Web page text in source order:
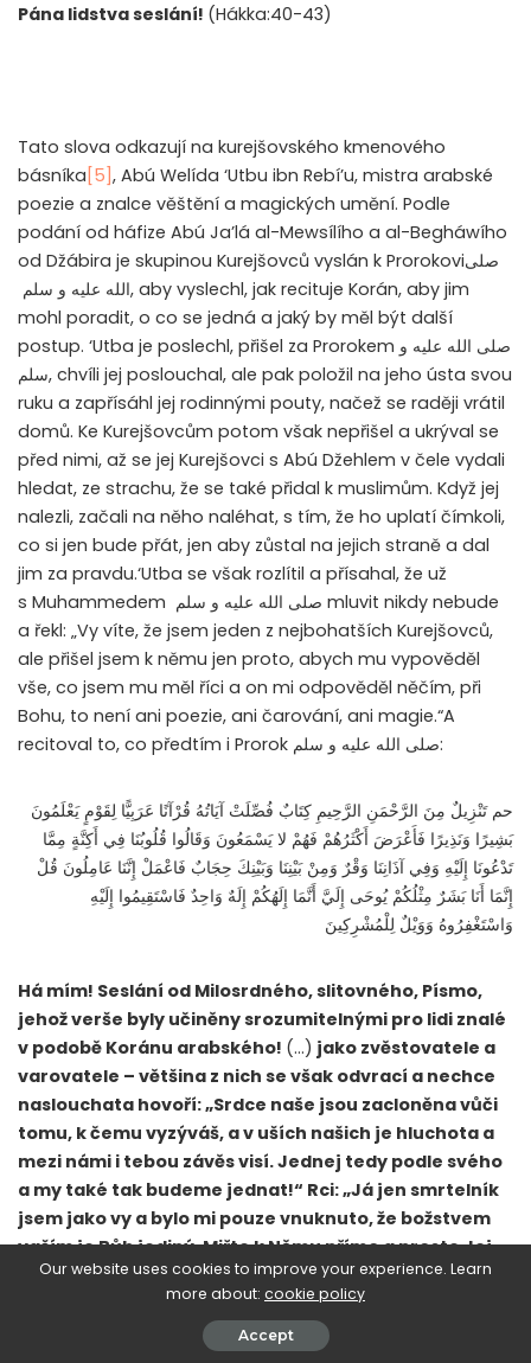
Pána lidstva seslání! (Hákka:40-43)
Tato slova odkazují na kurejšovského kmenového
básníka [5] , Abú Welída ‘Utbu ibn Rebí’u, mistra arabské
poezie a znalce věštění a magických umění. Podle
podání od háfize Abú Ja’lá al-Mewsílího a al-Begháwího
od Džábira je skupinou Kurejšovců vyslán k Prorokoviصلى
الله عليه و سلم, aby vyslechl, jak recituje Korán, aby jim
mohl poradit, o co se jedná a jaký by měl být další
postup. ‘Utba je poslechl, přišel za Prorokem صلى الله عليه و
سلم, chvíli jej poslouchal, ale pak položil na jeho ústa svou
ruku a zapřísáhl jej rodinnými pouty, načež se raději vrátil
domů. Ke Kurejšovcům potom však nepřišel a ukrýval se
před nimi, až se jej Kurejšovci s Abú Džehlem v čele vydali
hledat, ze strachu, že se také přidal k muslimům. Když jej
nalezli, začali na něho naléhat, s tím, že ho uplatí čímkoli,
co si jen bude přát, jen aby zůstal na jejich straně a dal
jim za pravdu.‘Utba se však rozlítil a přísahal, že už
s Muhammedem صلى الله عليه و سلم mluvit nikdy nebude
a řekl: „Vy víte, že jsem jeden z nejbohatších Kurejšovců,
ale přišel jsem k němu jen proto, abych mu vypověděl
vše, co jsem mu měl říci a on mi odpověděl něčím, při
Bohu, to není ani poezie, ani čarování, ani magie.“A
recitoval to, co předtím i Prorok صلى الله عليه و سلم:
حم تَنْزِيلٌ مِنَ الرَّحْمَنِ الرَّحِيمِ كِتَابٌ فُصِّلَتْ آيَاتُهُ قُرْآنًا عَرَبِيًّا لِقَوْمٍ يَعْلَمُونَ
بَشِيرًا وَنَذِيرًا فَأَعْرَضَ أَكْثَرُهُمْ فَهُمْ لا يَسْمَعُونَ وَقَالُوا قُلُوبُنَا فِي أَكِنَّةٍ مِمَّا
تَدْعُونَا إِلَيْهِ وَفِي آذَانِنَا وَقْرٌ وَمِنْ بَيْنِنَا وَبَيْنِكَ حِجَابٌ فَاعْمَلْ إِنَّنَا عَامِلُونَ قُلْ
إِنَّمَا أَنَا بَشَرٌ مِثْلُكُمْ يُوحَى إِلَيَّ أَنَّمَا إِلَهُكُمْ إِلَهٌ وَاحِدٌ فَاسْتَقِيمُوا إِلَيْهِ
وَاسْتَغْفِرُوهُ وَوَيْلٌ لِلْمُشْرِكِينَ
Há mím! Seslání od Milosrdného, slitovného, Písmo,
jehož verše byly učiněny srozumitelnými pro lidi znalé
v podobě Koránu arabského! (…) jako zvěstovatele a
varovatele – většina z nich se však odvrací a nechce
naslouchata hovoří: „Srdce naše jsou zacloněna vůči
tomu, k čemu vyzýváš, a v uších našich je hluchota a
mezi námi i tebou závěs visí. Jednej tedy podle svého
a my také tak budeme jednat!“ Rci: „Já jen smrtelník
jsem jako vy a bylo mi pouze vnuknuto, že božstvem
vaším je Bůh jediný. Miřte k Němu přímo a proste Jej
za odpuštění! Běda těm, kdož k Němu jiné přidružují
Our website uses cookies to improve your experience. Learn
more about: cookie policy
Accept